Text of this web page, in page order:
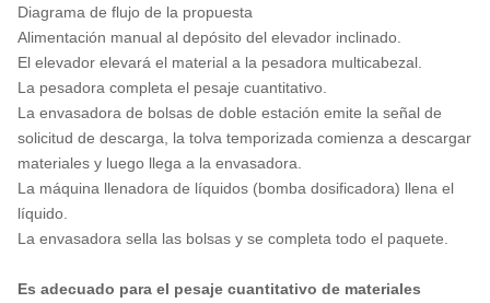
Diagrama de flujo de la propuesta
Alimentación manual al depósito del elevador inclinado.
El elevador elevará el material a la pesadora multicabezal.
La pesadora completa el pesaje cuantitativo.
La envasadora de bolsas de doble estación emite la señal de
solicitud de descarga, la tolva temporizada comienza a descargar
materiales y luego llega a la envasadora.
La máquina llenadora de líquidos (bomba dosificadora) llena el
líquido.
La envasadora sella las bolsas y se completa todo el paquete.
Es adecuado para el pesaje cuantitativo de materiales